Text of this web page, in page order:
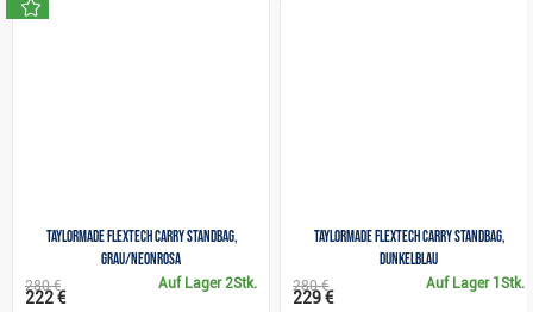
TaylorMade Flextech Carry Standbag,
grau/neonrosa
Auf Lager 2Stk.
280 €
222 €
TaylorMade FlexTech Carry Standbag,
dunkelblau
Auf Lager 1Stk.
280 €
229 €